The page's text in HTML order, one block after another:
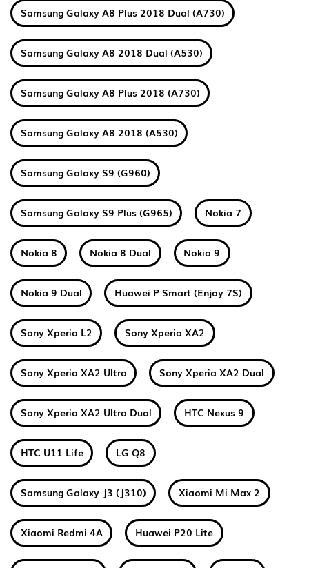
Samsung Galaxy A8 Plus 2018 Dual (A730)
Samsung Galaxy A8 2018 Dual (A530)
Samsung Galaxy A8 Plus 2018 (A730)
Samsung Galaxy A8 2018 (A530)
Samsung Galaxy S9 (G960)
Samsung Galaxy S9 Plus (G965) Nokia 7
Nokia 8 Nokia 8 Dual Nokia 9
Nokia 9 Dual Huawei P Smart (Enjoy 7S)
Sony Xperia L2 Sony Xperia XA2
Sony Xperia XA2 Ultra Sony Xperia XA2 Dual
Sony Xperia XA2 Ultra Dual HTC Nexus 9
HTC U11 Life LG Q8
Samsung Galaxy J3 (J310) Xiaomi Mi Max 2
Xiaomi Redmi 4A Huawei P20 Lite